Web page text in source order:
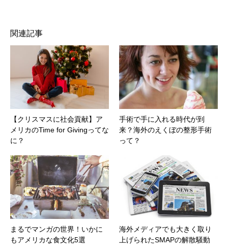
関連記事
【クリスマスに社会貢献】ア
メリカのTime for Givingってな
に？
手術で手に入れる時代が到
来？海外のえくぼの整形手術
って？
まるでマンガの世界！いかに
もアメリカな食文化5選
海外メディアでも大きく取り
上げられたSMAPの解散騒動